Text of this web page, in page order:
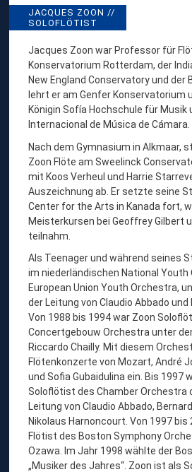
J
A
C
Q
U
E
S
Z
O
O
N
,
S
O
L
O
F
L
Ö
T
I
S
T
JACQUES ZOON //
SOLOFLÖTIST
Jacques Zoon war Professor für
Konservatorium Rotterdam, der
New England Conservatory und der
lehrt er am Genfer Konservatorium
Königin Sofía Hochschule für
Internacional de Música de Cámara.
Nach dem Gymnasium in Alkmaar,
Zoon Flöte am Sweelinck
mit Koos Verheul und Harrie
Auszeichnung ab. Er setzte seine
Center for the Arts in Kanada fort,
Meisterkursen bei Geoffrey Gilbert
teilnahm.
Als Teenager und während seines
im niederländischen National
European Union Youth Orchestra,
der Leitung von Claudio Abbado und
Von 1988 bis 1994 war Zoon
Concertgebouw Orchestra unter
Riccardo Chailly. Mit diesem
Flötenkonzerte von Mozart, André
und Sofia Gubaidulina ein. Bis 1997
Soloflötist des Chamber Orchestra
Leitung von Claudio Abbado,
Nikolaus Harnoncourt. Von 1997
Flötist des Boston Symphony
Ozawa. Im Jahr 1998 wählte der
„Musiker des Jahres“. Zoon ist als